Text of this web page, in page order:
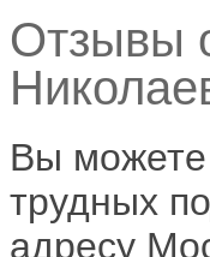
Отзывы
Вы
трудных
адресу